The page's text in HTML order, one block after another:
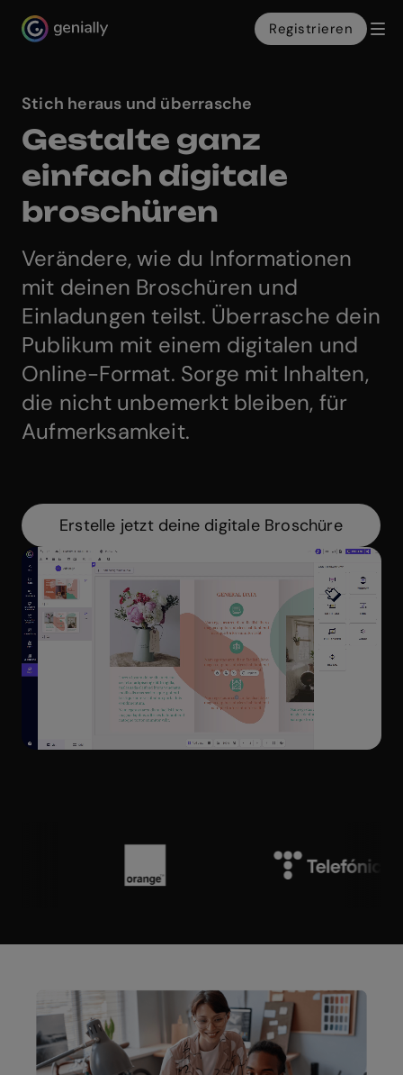
Genialy home page
Registrieren
Stich heraus und überrasche
Gestalte ganz
einfach digitale
broschüren
Verändere, wie du Informationen
mit deinen Broschüren und
Einladungen teilst. Überrasche dein
Publikum mit einem digitalen und
Online-Format. Sorge mit Inhalten,
die nicht unbemerkt bleiben, für
Aufmerksamkeit.
Erstelle jetzt deine digitale Broschüre